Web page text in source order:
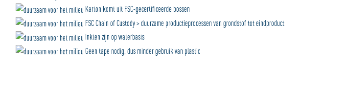
Karton komt uit FSC-gecertificeerde bossen
FSC Chain of Custody > duurzame productieprocessen van grondstof tot eindproduct
Inkten zijn op waterbasis
Geen tape nodig, dus minder gebruik van plastic